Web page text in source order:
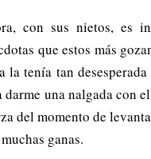
con sus nietos, es
que estos más
la tenía tan
darme una nalgada con
del momento de
ganas.